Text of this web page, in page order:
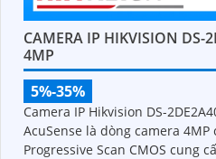
CAMERA IP HIKVISION DS-
4MP
5%-35%
Camera IP Hikvision DS-
AcuSense là dòng camera
Progressive Scan CMOS cung